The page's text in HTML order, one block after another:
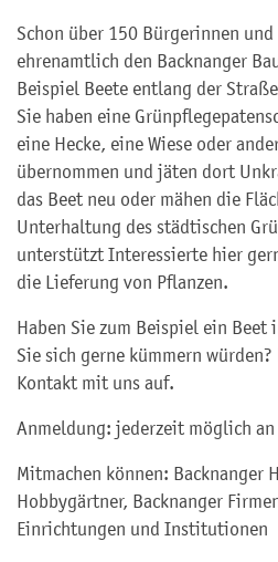
Schon über 150 Bürgerinnen
ehrenamtlich den Backnanger
Beispiel Beete entlang der
Sie haben eine
eine Hecke, eine Wiese oder
übernommen und jäten dort
das Beet neu oder mähen die
Unterhaltung des städtischen
unterstützt Interessierte hier
die Lieferung von Pflanzen.
Haben Sie zum Beispiel ein Beet
Sie sich gerne kümmern
Kontakt mit uns auf.
Anmeldung: jederzeit möglich an
Mitmachen können: Backnanger
Hobbygärtner, Backnanger
Einrichtungen und Institutionen